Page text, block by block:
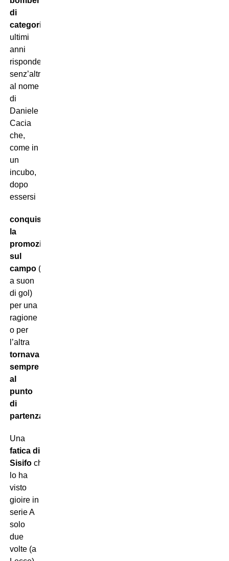
di
categoria
ultimi
anni
risponde
senz’altro
al nome
di
Daniele
Cacia
che,
come in
un
incubo,
dopo
essersi
conquistato
la
promozione
sul
campo (e
a suon
di gol)
per una
ragione
o per
l’altra
tornava
sempre
al
punto
di
partenza
Una
fatica di
Sisifoche
lo ha
visto
gioire in
serie A
solo
due
volte (a